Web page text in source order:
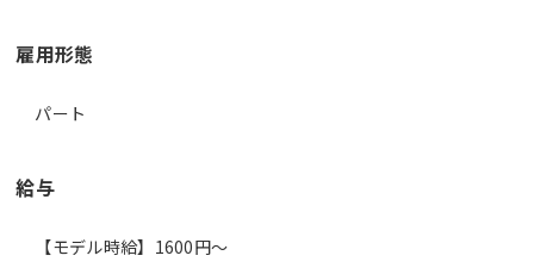
雇用形態
パート
給与
【モデル時給】1600円〜